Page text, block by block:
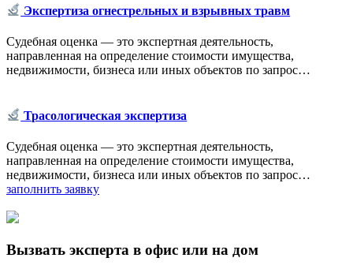
Экспертиза огнестрельных и взрывных травм
Судебная оценка — это экспертная деятельность,
направленная на определение стоимости имущества,
недвижимости, бизнеса или иных объектов по запрос…
Трасологическая экспертиза
Судебная оценка — это экспертная деятельность,
направленная на определение стоимости имущества,
недвижимости, бизнеса или иных объектов по запрос…
заполнить заявку
Вызвать эксперта в офис или на дом